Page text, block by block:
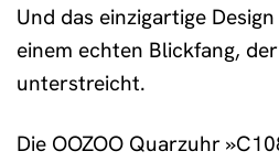
Und das einzigartige
einem echten Blickfang,
unterstreicht.
Die OOZOO Quarzuhr